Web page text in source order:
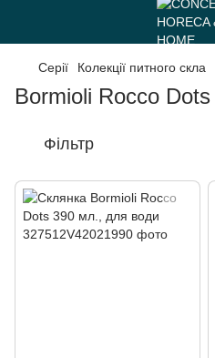
Серії Колекції питного скла
Bormioli Rocco Dots
Фільтр